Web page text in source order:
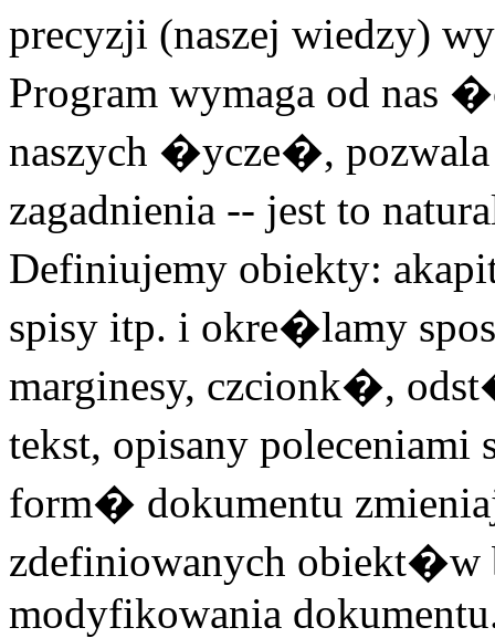
precyzji (naszej wiedzy)
Program wymaga od
naszych �ycze�,
zagadnienia -- jest to
Definiujemy obiekty:
spisy itp. i okre�lamy
marginesy, czcionk�,
tekst, opisany
form� dokumentu
zdefiniowanych
modyfikowania